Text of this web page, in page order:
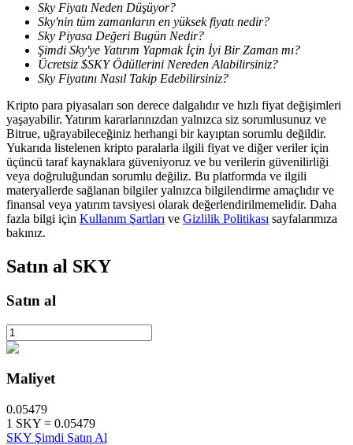
BTR Kilitleme
BTR sahiplerine özel yatırımlar
Krediler
Kripto destekli borçlanma hizmeti
Otomatik Yatırım
Sky Fiyatı Neden Düşüyor?
Sky'nin tüm zamanların en yüksek fiyatı nedir?
Sky Piyasa Değeri Bugün Nedir?
Şimdi Sky'ye Yatırım Yapmak İçin İyi Bir Zaman mı?
Ücretsiz $SKY Ödüllerini Nereden Alabilirsiniz?
Sky Fiyatını Nasıl Takip Edebilirsiniz?
Kripto para piyasaları son derece dalgalıdır ve hızlı fiyat değişimleri
yaşayabilir. Yatırım kararlarınızdan yalnızca siz sorumlusunuz ve
Bitrue, uğrayabileceğiniz herhangi bir kayıptan sorumlu değildir.
Yukarıda listelenen kripto paralarla ilgili fiyat ve diğer veriler için
üçüncü taraf kaynaklara güveniyoruz ve bu verilerin güvenilirliği
veya doğruluğundan sorumlu değiliz. Bu platformda ve ilgili
materyallerde sağlanan bilgiler yalnızca bilgilendirme amaçlıdır ve
finansal veya yatırım tavsiyesi olarak değerlendirilmemelidir. Daha
fazla bilgi için Kullanım Şartları ve Gizlilik Politikası sayfalarımıza
bakınız.
Satın al SKY
Satın al
Maliyet
0.05479
1 SKY = 0.05479
SKY Şimdi Satın Al